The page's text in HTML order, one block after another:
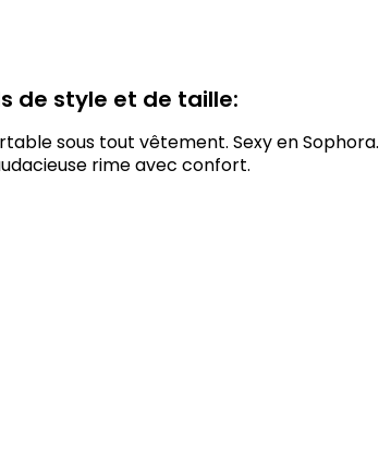
de style et de taille:
sous tout vêtement. Sexy en Sophora.
rime avec confort.